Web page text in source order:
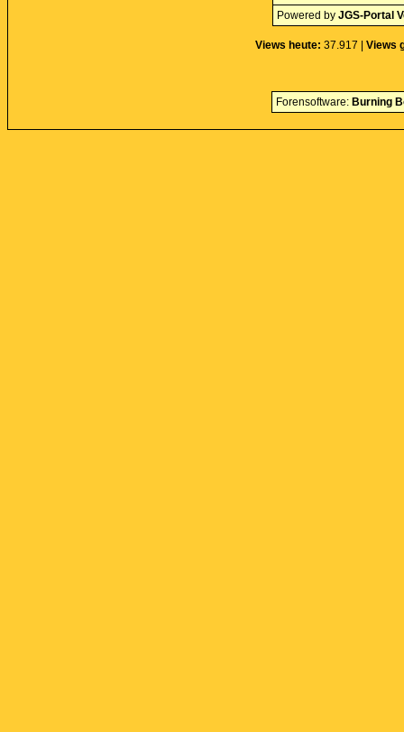
Powered by JGS-Portal
Views heute: 37.917 | Views
Forensoftware: Burning